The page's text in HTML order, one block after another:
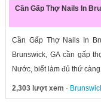
Cần Gấp Thợ Nails In
Cần Gấp Thợ Nails In
Brunswick, GA cần gấp
Nước, biết làm đủ thứ
2,303 lượt xem ·